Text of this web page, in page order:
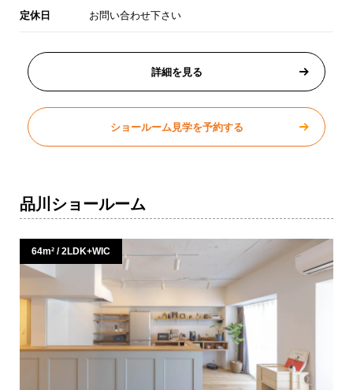
定休日 お問い合わせ下さい
詳細を見る
ショールーム見学を予約する
品川ショールーム
64m² / 2LDK+WIC